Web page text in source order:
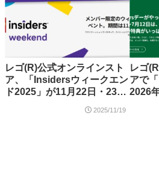
レゴ(R)公式オンラインスト
ア、「Insidersウィークエン
ド2025」が11月22日・23日
ーとサイバーマンデーセー
2025/11/19
レゴ
アで
2026
ント